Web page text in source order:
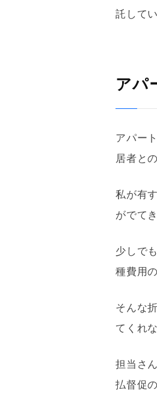
託して
アパ
アパー
居者と
私が有
がでて
少しで
種費用
そんな
てくれ
担当さ
払督促